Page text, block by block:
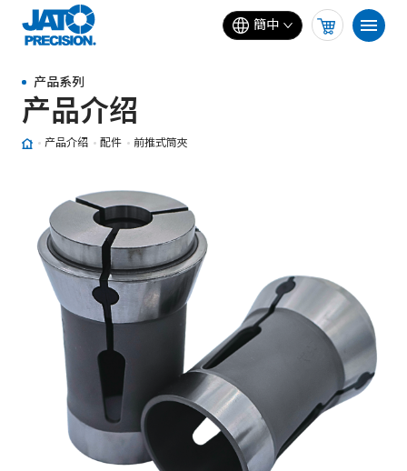
簡中
产品系列
产品介绍
产品介绍 配件 前推式筒夾